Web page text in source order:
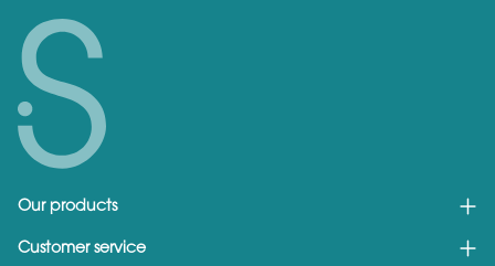
Our products
Customer service